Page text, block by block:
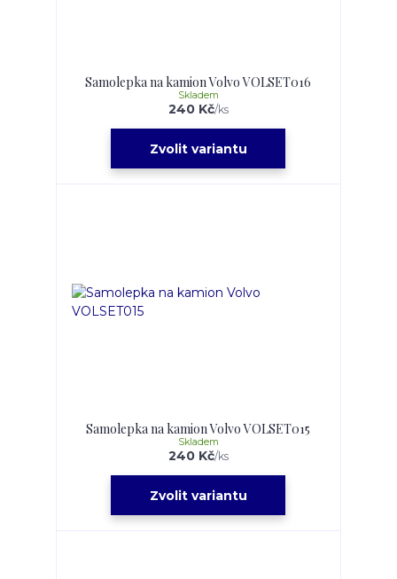
Samolepka na kamion Volvo VOLSET016
240 Kč/ks
Skladem
Zvolit variantu
Samolepka na kamion Volvo VOLSET015
240 Kč/ks
Skladem
Zvolit variantu